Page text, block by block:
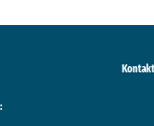
Kontakt